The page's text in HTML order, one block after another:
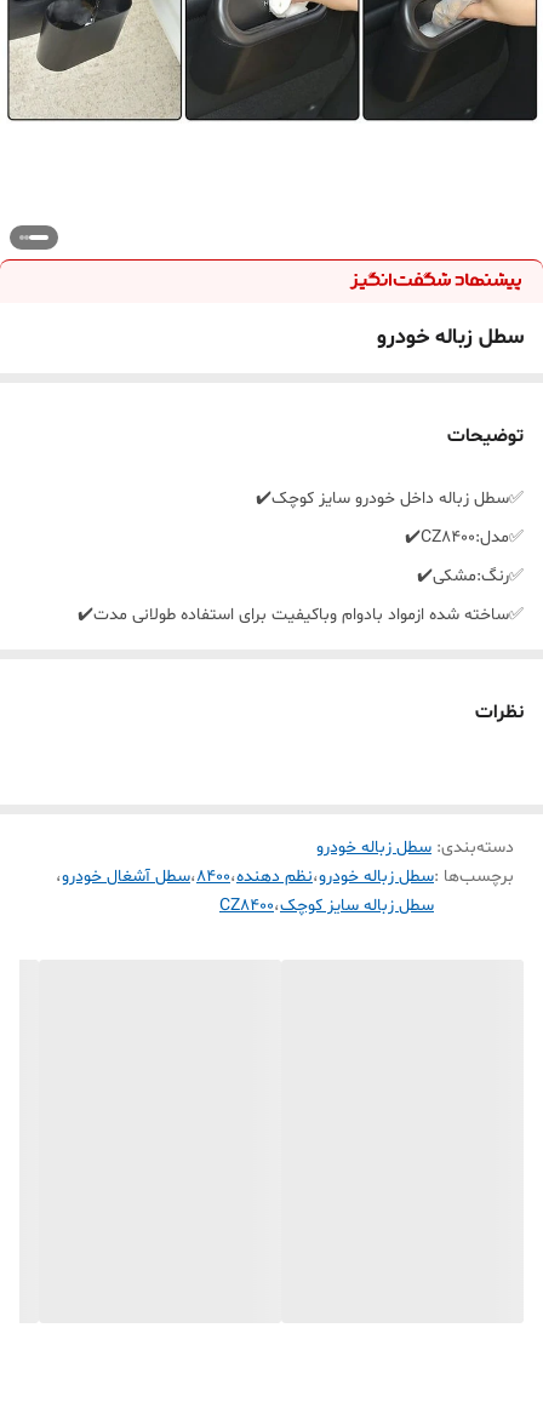
سطل زباله خودرو
توضیحات
✅️سطل زباله داخل خودرو سایز کوچک✔️
✅️مدل:CZ8400✔️
✅️رنگ:مشکی✔️
✅️ساخته شده ازمواد بادوام وباکیفیت برای استفاده طولانی مدت✔️
نظرات
دسته‌بندی: سطل زباله خودرو
برچسب‌ها :سطل زباله خودرو،نظم دهنده،۸۴۰۰،سطل آشغال خودرو،
سطل زباله سایز کوچک،CZ8400